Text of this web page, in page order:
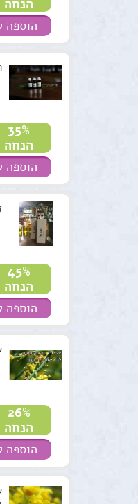
נרות האר"י
המלצות
תקנון האתר
הנחה
הוספה
35%
הנחה
הוספה
45%
הנחה
הוספה
26%
הנחה
הוספה